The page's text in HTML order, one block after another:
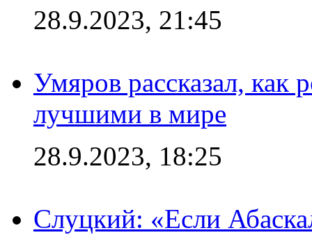
28.9.2023, 21:45
Умяров рассказал, как
лучшими в мире
28.9.2023, 18:25
Слуцкий: «Если